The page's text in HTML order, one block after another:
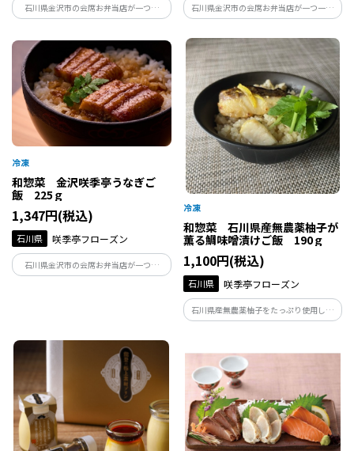
石川県金沢市の会席お弁当店が一つ一
つ、丁寧に手作りしている鮭生姜ご飯で
を炊き込みました。生姜の香りと鮭の旨
味がぎゅっと詰まった美味しいご飯が手
軽に楽しめます。
石川県金沢市の会席お弁当店が一つ一つ
丁寧に手作りしている、きのこ炊き込み
ご飯です。たっぷりのきのこの旨味がご飯
にしっかり染みて、誰からも愛されるほ
っとする美味しさです。五郎島金時の甘さ
がアクセント。
和惣菜 金沢咲季亭うなぎご
飯 225ｇ
1,347円(税込)
石川県 咲季亭フローズン
石川県金沢市の会席お弁当店が一つ一
つ、丁寧に手作りしているうなぎご飯で
和惣菜 石川県産無農薬柚子が
薫る鯛味噌漬けご飯 190ｇ
1,100円(税込)
石川県 咲季亭フローズン
石川県産無農薬柚子をたっぷり使用した
柚子味噌で漬込み、ふっくら焼き上げた
子の香りに旨味がしっかり味わえる満足
度の高いご飯です。